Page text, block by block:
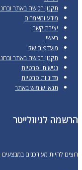
תקנון רכישה באתר
מידע ומאמרים
יצירת קשר
ראשי
מועדפים שלי
תקנון רכישה באתר
נגישות ופרטיות
מדיניות פרטיות
תנאי שימוש באתר
הרשמה לניוזלייטר
רוצים להיות מעודכנים